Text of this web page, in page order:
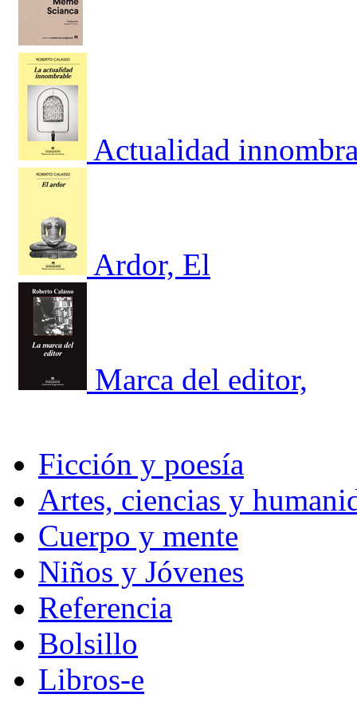
Actualidad
Ardor, El
Marca del editor,
Ficción y poesía
Artes, ciencias y
Cuerpo y mente
Niños y Jóvenes
Referencia
Bolsillo
Libros-e